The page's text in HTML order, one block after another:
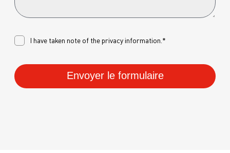
I have taken note of theprivacyinformation.*
Envoyer le formulaire